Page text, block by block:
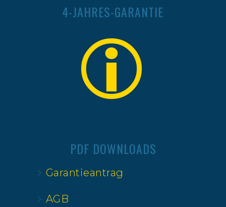
4-JAHRES-GARANTIE
PDF DOWNLOADS
Garantieantrag
AGB